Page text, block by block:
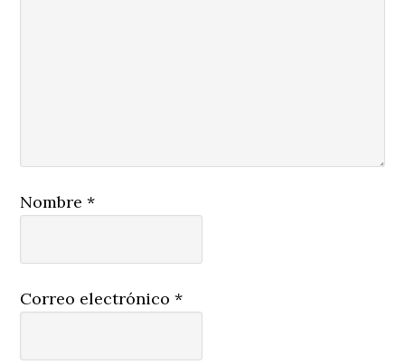
Nombre*
Correo electrónico*